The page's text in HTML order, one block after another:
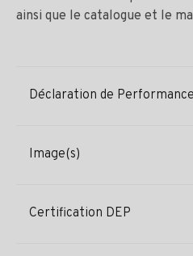
ainsi que le catalogue et le
Déclaration de Performance
Image(s)
Certification DEP